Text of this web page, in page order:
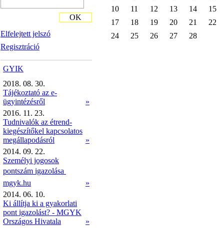
Elfelejtett jelszó
Regisztráció
OK
GYIK
2018. 08. 30.
Tájékoztató az e-
ügyintézésről
»
2016. 11. 23.
Tudnivalók az étrend-
kiegészítőkel kapcsolatos
megállapodásról
»
2014. 09. 22.
Személyi jogosok
pontszám igazolása 
mgyk.hu
»
2014. 06. 10.
Ki állítja ki a gyakorlati
pont igazolást? - MGYK
Országos Hivatala
»
10
11 12 13 14
15
17
18 19 20 21
22
24
25 26 27 28